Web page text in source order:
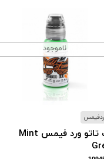
ناموجود
رنگ تاتو ورد فیمس Mint